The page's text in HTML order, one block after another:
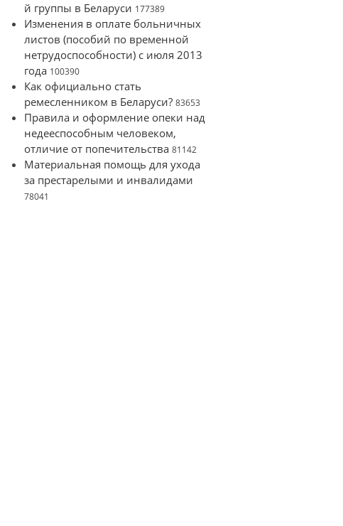
й группы в Беларуси 177389
Изменения в оплате больничных
листов (пособий по временной
нетрудоспособности) с июля 2013
года 100390
Как официально стать
ремесленником в Беларуси? 83653
Правила и оформление опеки над
недееспособным человеком,
отличие от попечительства 81142
Материальная помощь для ухода
за престарелыми и инвалидами
78041